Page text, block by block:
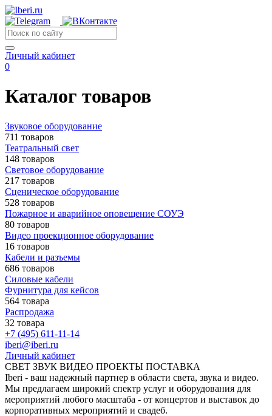
Личный кабинет
0
Каталог товаров
Звуковое оборудование
711 товаров
Театральный свет
148 товаров
Световое оборудование
217 товаров
Сценическое оборудование
528 товаров
Пожарное и аварийное оповещение СОУЭ
80 товаров
Видео проекционное оборудование
16 товаров
Кабели и разъемы
686 товаров
Силовые кабели
Фурнитура для кейсов
564 товара
Распродажа
32 товара
+7 (495) 611-11-14
iberi@iberi.ru
Личный кабинет
СВЕТ ЗВУК ВИДЕО ПРОЕКТЫ ПОСТАВКА
Iberi - ваш надежный партнер в области света, звука и видео.
Мы предлагаем широкий спектр услуг и оборудования для
мероприятий любого масштаба - от концертов и выставок до
корпоративных мероприятий и свадеб.